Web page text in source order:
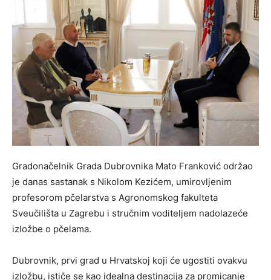
Gradonačelnik Grada Dubrovnika Mato Franković održao
je danas sastanak s Nikolom Kezićem, umirovljenim
profesorom pčelarstva s Agronomskog fakulteta
Sveučilišta u Zagrebu i stručnim voditeljem nadolazeće
izložbe o pčelama.
Dubrovnik, prvi grad u Hrvatskoj koji će ugostiti ovakvu
izložbu, ističe se kao idealna destinacija za promicanje